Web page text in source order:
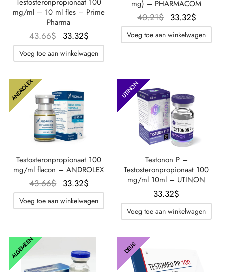
mg/ml – 10 ml fles – Prime
Pharma
43.66$ Oorspronkelijke
prijs was:
43.66$.
33.32$
huidige
prijs is:
Voeg toe aan winkelwagen
mg) – PHARMACOM
40.21$ Oorspronkelijke
prijs was:
40.21$.
33.32$
prijs is:
Voeg toe aan winkelwagen
ANDROLEX
Testosteronpropionaat 100
mg/ml flacon – ANDROLEX
43.66$ Oorspronkelijke
prijs was:
43.66$.
33.32$
huidige
prijs is:
Voeg toe aan winkelwagen
UTINON
Testonon P –
Testosteronpropionaat 100
mg/ml 10ml – UTINON
33.32$
Voeg toe aan winkelwagen
ALGEMEEN DEUS